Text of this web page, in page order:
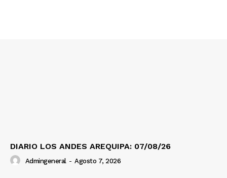
DIARIO LOS ANDES AREQUIPA: 07/08/26
Admingeneral - Agosto 7, 2026